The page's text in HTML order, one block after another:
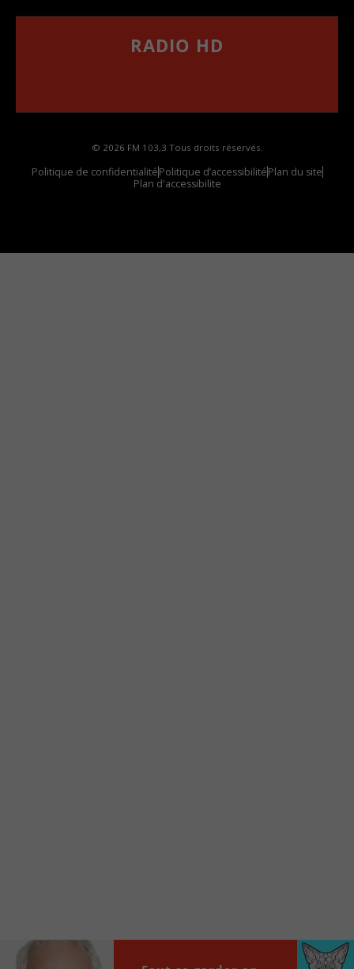
RADIO HD
© 2026 FM 103,3 Tous droits réservés.
Politique de confidentialitéPolitique d’accessibilitéPlan du site
Plan d'accessibilite
00:00